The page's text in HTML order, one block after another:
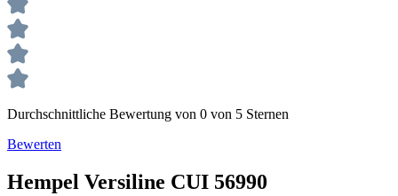
Durchschnittliche Bewertung von 0 von 5 Sternen
Bewerten
Hempel Versiline CUI 56990